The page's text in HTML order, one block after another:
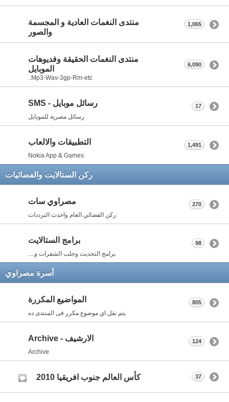
منتدى النغمات العادية و المجسمة
والصور
1,065
منتدى النغمات الحقيقة وفديوهات
الموبايل
Mp3-Wav-3gp-Rm-etc..
6,090
رسائل موبايل - SMS
رسائل مصرية للموبايل
17
التطبيقات والالعاب
Nokia App & Games
1,491
ركن الستالايت والفضائيات
مصراوي سات
ركن الفضائي العام واحدث الترددات
270
برامج الستالايت
برامج التحديث وجلب الشفرات و....
98
أسرة مصراوي
المواضيع المكررة
يتم نقل اي موضوع مكرر فى المنتدى ده
805
الارشيف - Archive
Archive
124
كأس العالم جنوب افريقيا 2010 37